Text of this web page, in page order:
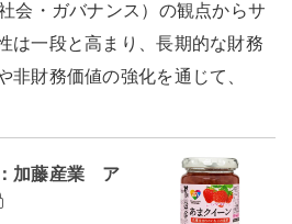
会・ガバナンス）の観点からサ
は一段と高まり、長期的な財務
非財務価値の強化を通じて、
加藤産業 ア